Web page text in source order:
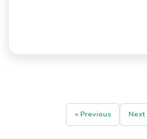
« Previous Next